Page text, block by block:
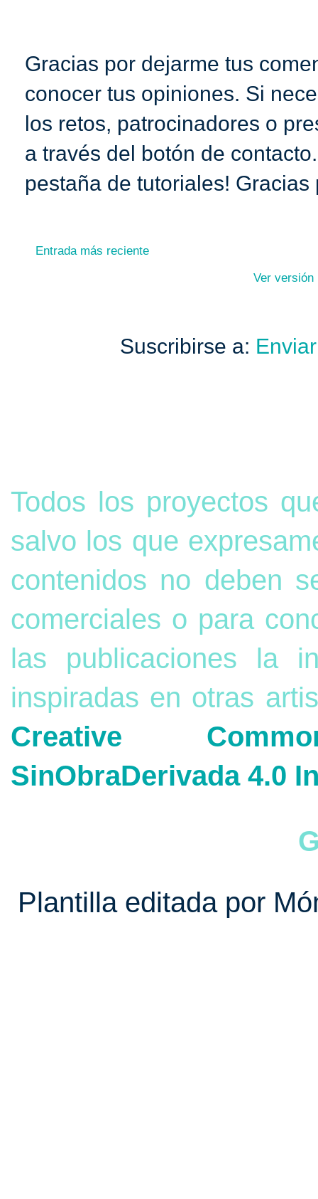
Gracias por dejarme tus
conocer tus opiniones. Si
los retos, patrocinadores o
a través del botón de
pestaña de tutoriales!
Entrada más reciente
Ver versión
Suscribirse a:
Todos los proyectos
salvo los que
contenidos no deben
comerciales o para
las publicaciones la
inspiradas en otras
Creative
SinObraDerivada 4.0
Plantilla editada por